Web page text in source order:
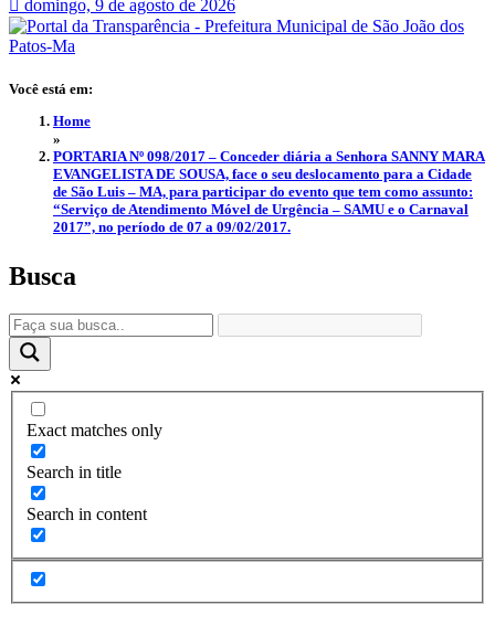
domingo, 9 de agosto de 2026
Você está em:
Home
»
PORTARIA Nº 098/2017 – Conceder diária a Senhora SANNY MARA
EVANGELISTA DE SOUSA, face o seu deslocamento para a Cidade
de São Luis – MA, para participar do evento que tem como assunto:
“Serviço de Atendimento Móvel de Urgência – SAMU e o Carnaval
2017”, no período de 07 a 09/02/2017.
Busca
Exact matches only
Search in title
Search in content